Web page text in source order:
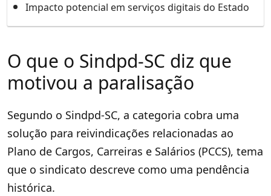
Impacto potencial em serviços digitais do Estado
O que o Sindpd-SC diz que
motivou a paralisação
Segundo o Sindpd-SC, a categoria cobra uma
solução para reivindicações relacionadas ao
Plano de Cargos, Carreiras e Salários (PCCS), tema
que o sindicato descreve como uma pendência
histórica.